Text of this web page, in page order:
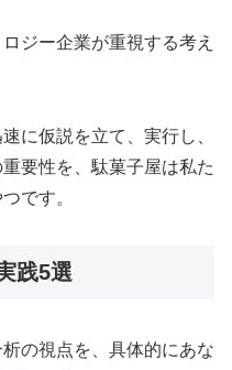
ジー企業が重視する考え
に仮説を立て、実行し、
要性を、駄菓子屋は私た
です。
践5選
の視点を、具体的にあな